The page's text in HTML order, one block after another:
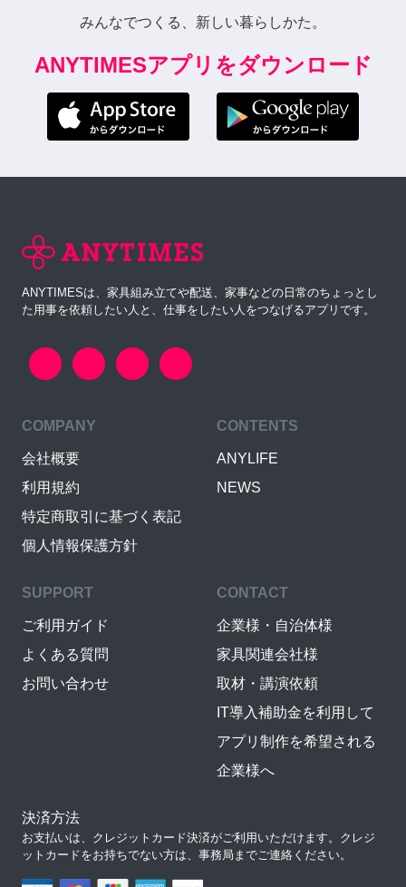
みんなでつくる、新しい暮らしかた。
ANYTIMESアプリをダウンロード
ANYTIMESは、家具組み立てや配送、家事などの日常のちょっとし
た用事を依頼したい人と、仕事をしたい人をつなげるアプリです。
COMPANY
会社概要
利用規約
特定商取引に基づく表記
個人情報保護方針
CONTENTS
ANYLIFE
NEWS
SUPPORT
ご利用ガイド
よくある質問
お問い合わせ
CONTACT
企業様・自治体様
家具関連会社様
取材・講演依頼
IT導入補助金を利用して
アプリ制作を希望される
企業様へ
決済方法
お支払いは、クレジットカード決済がご利用いただけます。クレジ
ットカードをお持ちでない方は、事務局までご連絡ください。